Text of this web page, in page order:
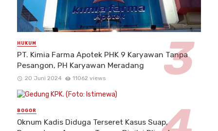
HUKUM
PT. Kimia Farma Apotek PHK 9 Karyawan Tanpa
Pesangon, PH Karyawan Meradang
20 Juni 2024 11062 views
BOGOR
Oknum Kadis Diduga Terseret Kasus Suap,